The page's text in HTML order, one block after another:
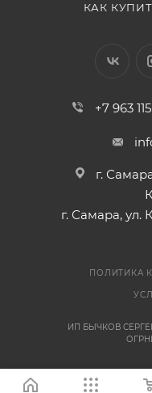
КАК
+7 963
г.
г. Самара, ул.
ПОЛИТИКА
ИП БЫЧКОВ